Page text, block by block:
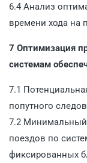
6.4 Анализ
времени хода на
7 Оптимизация
системам
7.1
попутного
7.2 Минимальный
поездов по
фиксированных